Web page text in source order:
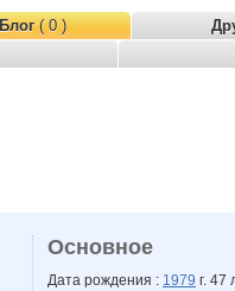
Блог( 0 )
Основное
Дата рождения : 1979 г. 47